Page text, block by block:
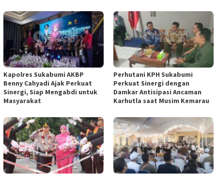
Kapolres Sukabumi AKBP
Benny Cahyadi Ajak Perkuat
Sinergi, Siap Mengabdi untuk
Masyarakat
Perhutani KPH Sukabumi
Perkuat Sinergi dengan
Damkar Antisipasi Ancaman
Karhutla saat Musim Kemarau